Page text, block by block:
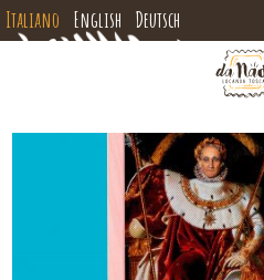
Italiano English Deutsch